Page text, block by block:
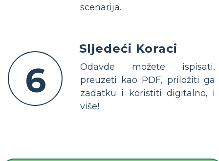
scenarija.
6
Sljedeći Koraci
Odavde možete ispisati,
preuzeti kao PDF, priložiti ga
zadatku i koristiti digitalno, i
više!